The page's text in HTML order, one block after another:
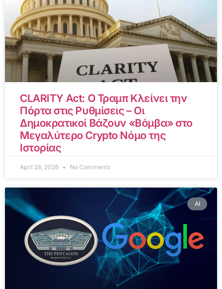
CLARITY Act: Ο Τραμπ Κλείνει την
Πόρτα στις Ρυθμίσεις – Οι
Δημοκρατικοί Βάζουν «Βόμβα» στο
Μεγαλύτερο Crypto Νόμο της
Ιστορίας
April 28, 2026 No Comments
AI